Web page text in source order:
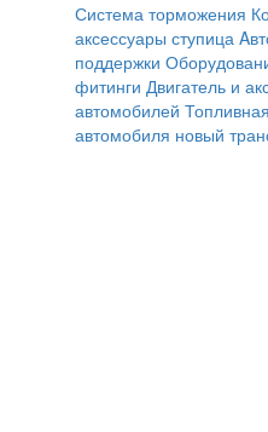
Система торможения
аксессуары ступица
поддержки
фитинги Двигатель и
автомобилей
автомобиля новый